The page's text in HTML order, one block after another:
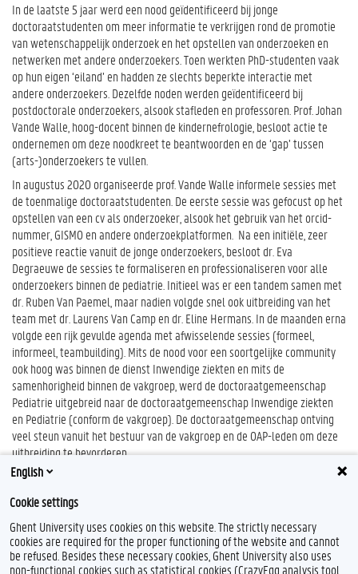
In de laatste 5 jaar werd een nood geïdentificeerd bij jonge
doctoraatstudenten om meer informatie te verkrijgen rond de promotie
van wetenschappelijk onderzoek en het opstellen van onderzoeken en
netwerken met andere onderzoekers. Toen werkten PhD-studenten vaak
op hun eigen ‘eiland’ en hadden ze slechts beperkte interactie met
andere onderzoekers. Dezelfde noden werden geïdentificeerd bij
postdoctorale onderzoekers, alsook stafleden en professoren. Prof. Johan
Vande Walle, hoog-docent binnen de kindernefrologie, besloot actie te
ondernemen om deze noodkreet te beantwoorden en de ‘gap’ tussen
(arts-)onderzoekers te vullen.
In augustus 2020 organiseerde prof. Vande Walle informele sessies met
de toenmalige doctoraatstudenten. De eerste sessie was gefocust op het
opstellen van een cv als onderzoeker, alsook het gebruik van het orcid-
nummer, GISMO en andere onderzoekplatformen. Na een initiële, zeer
positieve reactie vanuit de jonge onderzoekers, besloot dr. Eva
Degraeuwe de sessies te formaliseren en professionaliseren voor alle
onderzoekers binnen de pediatrie. Initieel was er een tandem samen met
dr. Ruben Van Paemel, maar nadien volgde snel ook uitbreiding van het
team met dr. Laurens Van Camp en dr. Eline Hermans. In de maanden erna
volgde een rijk gevulde agenda met afwisselende sessies (formeel,
informeel, teambuilding). Mits de nood voor een soortgelijke community
ook hoog was binnen de dienst Inwendige ziekten en mits de
samenhorigheid binnen de vakgroep, werd de doctoraatgemeenschap
Pediatrie uitgebreid naar de doctoraatgemeenschap Inwendige ziekten
en Pediatrie (conform de vakgroep). De doctoraatgemeenschap ontving
veel steun vanuit het bestuur van de vakgroep en de OAP-leden om deze
uitbreiding te bevorderen.
English
Cookie settings
Ghent University uses cookies on this website. The strictly necessary
cookies are required for the proper functioning of the website and cannot
be refused. Besides these necessary cookies, Ghent University also uses
non-functional cookies such as statistical cookies (CrazyEgg analysis tool,